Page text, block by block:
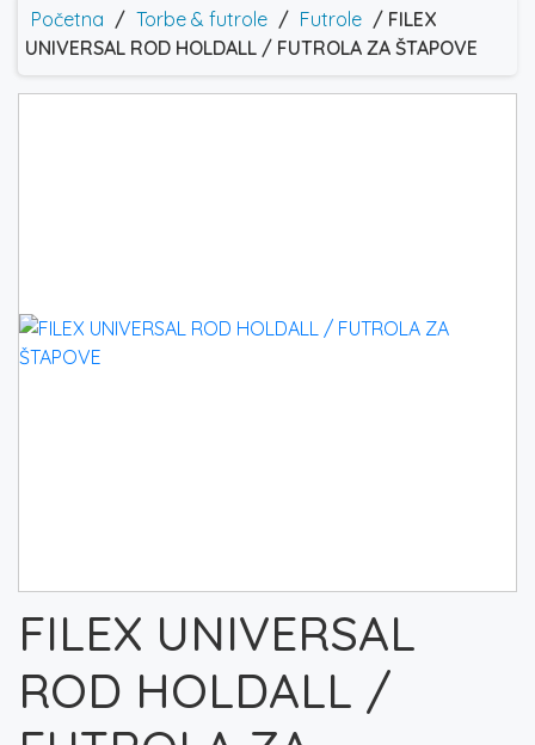
Početna / Torbe & futrole / Futrole / FILEX
UNIVERSAL ROD HOLDALL / FUTROLA ZA ŠTAPOVE
FILEX UNIVERSAL
ROD HOLDALL /